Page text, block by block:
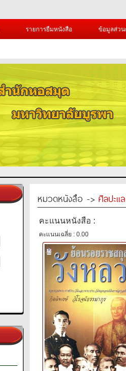
รายการยืมหนังสือ ข้อมูลส่ว
หมวดหนังสือ -> ศิลปะแ
คะแนนหนังสือ :
คะแนนเฉลี่ย : 0.00